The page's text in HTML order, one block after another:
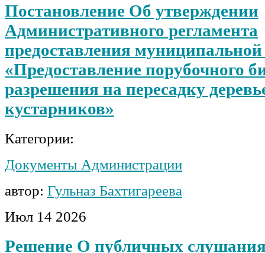
Постановление Об утверждении
Административного регламента
предоставления муниципальной
«Предоставление порубочного
разрешения на пересадку
кустарников»
Категории:
Документы Администрации
автор: Гульназ Бахтигареева
Июл 14 2026
Решение О публичных